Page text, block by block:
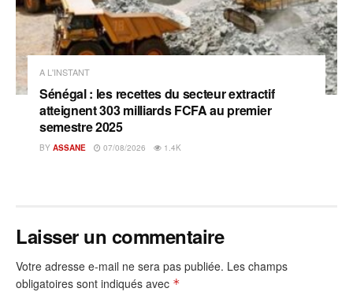
A L'INSTANT
Sénégal : les recettes du secteur extractif
atteignent 303 milliards FCFA au premier
semestre 2025
BY ASSANE 07/08/2026 1.4K
Laisser un commentaire
Votre adresse e-mail ne sera pas publiée. Les champs
obligatoires sont indiqués avec *